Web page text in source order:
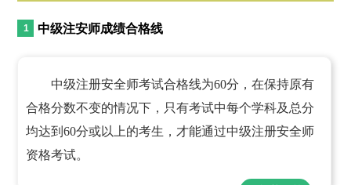
中级注安师成绩合格线
中级注册安全师考试合格线为60分，在保持原有
合格分数不变的情况下，只有考试中每个学科及总分
均达到60分或以上的考生，才能通过中级注册安全师
资格考试。